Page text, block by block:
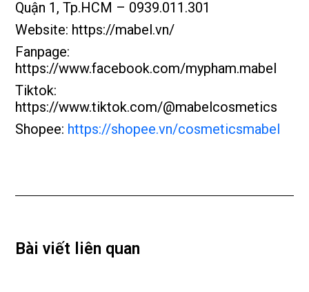
Quận 1, Tp.HCM – 0939.011.301
Website: https://mabel.vn/
Fanpage:
https://www.facebook.com/mypham.mabel
Tiktok:
https://www.tiktok.com/@mabelcosmetics
Shopee: https://shopee.vn/cosmeticsmabel
Bài viết liên quan